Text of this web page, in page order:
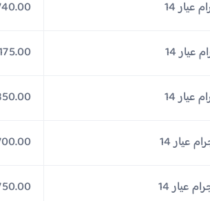
385740.00
482175.00
964350.00